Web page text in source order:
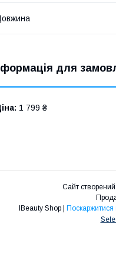
для
1 799 ₴
Сайт
IBeauty Shop | Поскаржитися